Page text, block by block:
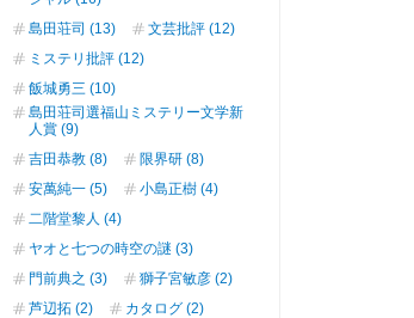
島田荘司 (13)
文芸批評 (12)
ミステリ批評 (12)
飯城勇三 (10)
島田荘司選福山ミステリー文学新
人賞 (9)
吉田恭教 (8)
限界研 (8)
安萬純一 (5)
小島正樹 (4)
二階堂黎人 (4)
ヤオと七つの時空の謎 (3)
門前典之 (3)
獅子宮敏彦 (2)
芦辺拓 (2)
カタログ (2)